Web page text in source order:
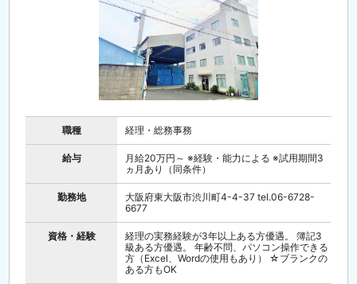
職種 経理・総務事務
給与
月給20万円～ ※経験・能力による ※試用期間3
ヵ月あり（同条件）
勤務地
大阪府東大阪市渋川町4-4-37 tel.06-6728-
6677
資格・経験
経理の実務経験が3年以上ある方優遇。 簿記3
級ある方優遇。 年齢不問、パソコン操作できる
方（Excel、Wordの使用もあり） ☆ブランクの
ある方もOK